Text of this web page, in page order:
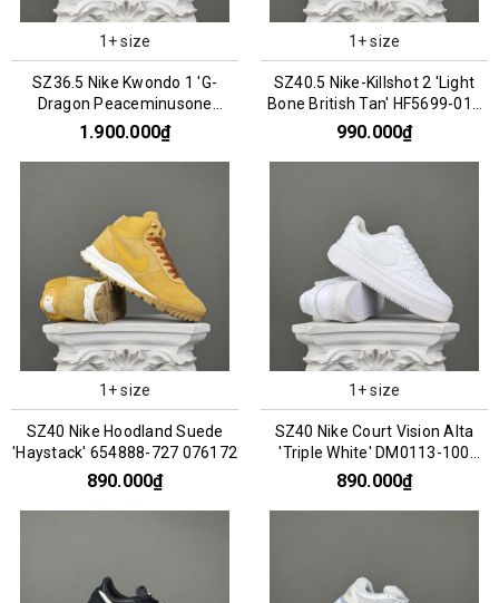
1+ size
SZ36.5 Nike Kwondo 1 'G-
Dragon Peaceminusone
Panda' DH2482-101 066956
1.900.000₫
1+ size
SZ40.5 Nike-Killshot 2 'Light
Bone British Tan' HF5699-019
076184
990.000₫
1+ size
SZ40 Nike Hoodland Suede
'Haystack' 654888-727 076172
890.000₫
1+ size
SZ40 Nike Court Vision Alta
'Triple White' DM0113-100
066758
890.000₫